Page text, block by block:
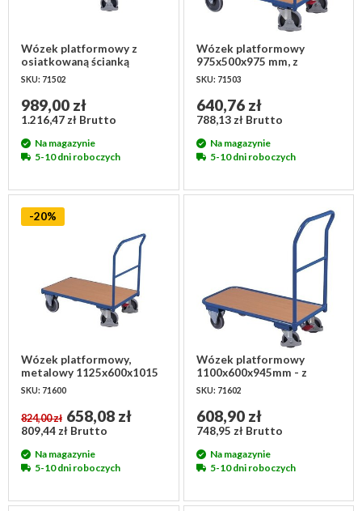
Wózek platformowy z
osiatkowaną ścianką
975x500x975 mm
SKU: 71502
989,00 zł
1.216,47 zł Brutto
Na magazynie
5-10 dni roboczych
Wózek platformowy
975x500x975 mm, z
uchwytem do pchania
SKU: 71503
640,76 zł
788,13 zł Brutto
Na magazynie
5-10 dni roboczych
-20%
Wózek platformowy,
metalowy 1125x600x1015
mm
SKU: 71600
824,00 zł 658,08 zł
809,44 zł Brutto
Na magazynie
5-10 dni roboczych
Wózek platformowy
1100x600x945mm - z
uchwytem do pchania, lekki
SKU: 71602
608,90 zł
748,95 zł Brutto
Na magazynie
5-10 dni roboczych